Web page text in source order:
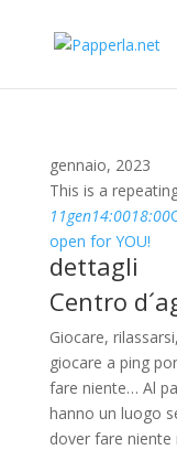
gennaio, 2023
This is a
11gen14:0018:00
open for YOU!
dettagli
Centro
Giocare,
giocare a ping
fare niente… Al
hanno un luogo
dover fare